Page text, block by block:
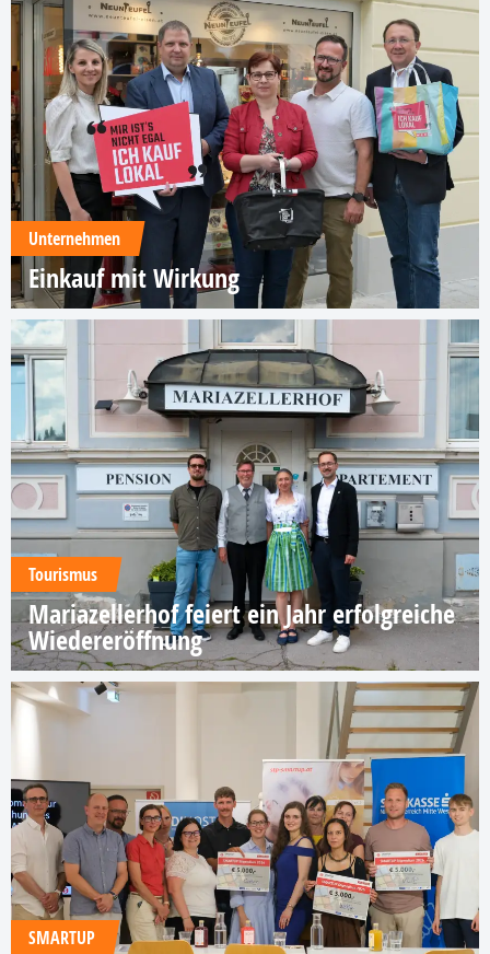
Unternehmen
Einkauf mit Wirkung
Tourismus
Mariazellerhof feiert ein Jahr erfolgreiche
Wiedereröffnung
SMARTUP